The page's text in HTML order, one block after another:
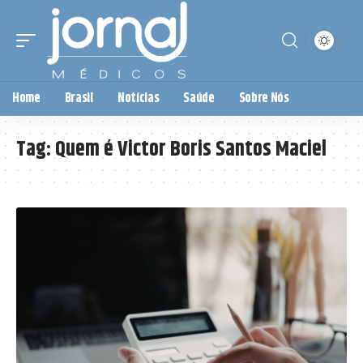
Home Brasil Notícias Saúde Sobre Nós
Tag:Quem é Victor Boris Santos Maciel